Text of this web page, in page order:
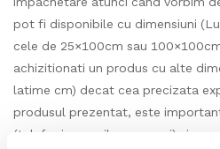
pot fi disponibile cu dimensiuni
cele de 25×100cm sau
achizitionati un produs cu alte
latime cm) decat cea precizata
produsul prezentat, este
(telefonic, email sau mesaj) si sa